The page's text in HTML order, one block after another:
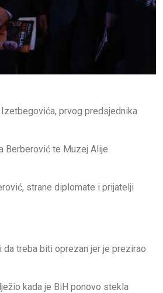
prvog predsjednika
Berberović te Muzej Alije
strane diplomate i prijatelji
da treba biti oprezan jer je prezirao
kada je BiH ponovo stekla